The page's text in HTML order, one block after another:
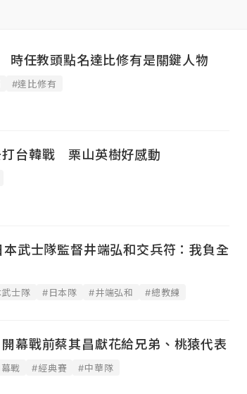
任教頭點名達比修有是關鍵人物
#達比修有
打台韓戰 栗山英樹好感動
武士隊監督井端弘和交兵符：我負全
士隊 #日本隊 #井端弘和 #總教練
幕戰前蔡其昌獻花給兄弟、桃猿代表
戰 #經典賽 #中華隊